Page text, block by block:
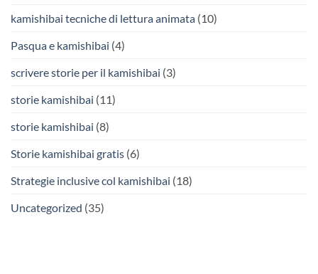
kamishibai tecniche di lettura animata (10)
Pasqua e kamishibai (4)
scrivere storie per il kamishibai (3)
storie kamishibai (11)
storie kamishibai (8)
Storie kamishibai gratis (6)
Strategie inclusive col kamishibai (18)
Uncategorized (35)